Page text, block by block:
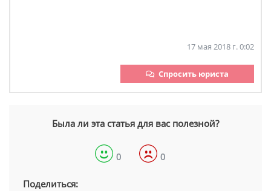
17 мая 2018 г. 0:02
Спросить юриста
Была ли эта статья для вас полезной?
0 0
Поделиться: